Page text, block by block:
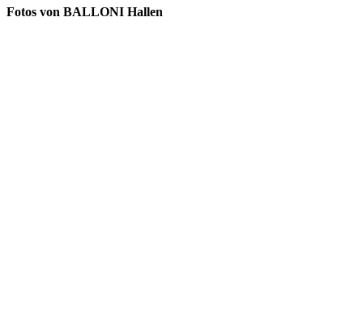
Fotos von BALLONI Hallen